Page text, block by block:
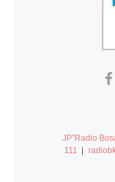
JP"Radio
111
|